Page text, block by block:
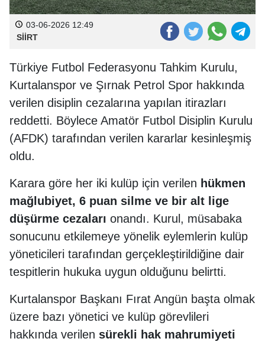
03-06-2026 12:49
SİİRT
Türkiye Futbol Federasyonu Tahkim Kurulu,
Kurtalanspor ve Şırnak Petrol Spor hakkında
verilen disiplin cezalarına yapılan itirazları
reddetti. Böylece Amatör Futbol Disiplin Kurulu
(AFDK) tarafından verilen kararlar kesinleşmiş
oldu.
Karara göre her iki kulüp için verilen hükmen
mağlubiyet, 6 puan silme ve bir alt lige
düşürme cezaları onandı. Kurul, müsabaka
sonucunu etkilemeye yönelik eylemlerin kulüp
yöneticileri tarafından gerçekleştirildiğine dair
tespitlerin hukuka uygun olduğunu belirtti.
Kurtalanspor Başkanı Fırat Angün başta olmak
üzere bazı yönetici ve kulüp görevlileri
hakkında verilen sürekli hak mahrumiyeti